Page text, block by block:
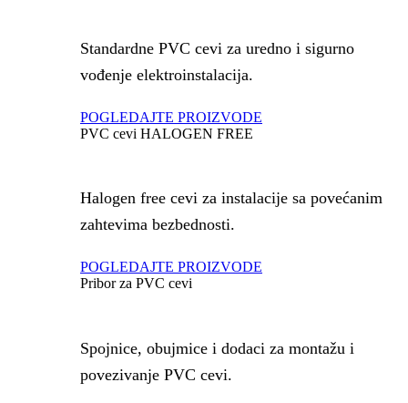
Standardne PVC cevi za uredno i sigurno
vođenje elektroinstalacija.
POGLEDAJTE PROIZVODE
PVC cevi HALOGEN FREE
Halogen free cevi za instalacije sa povećanim
zahtevima bezbednosti.
POGLEDAJTE PROIZVODE
Pribor za PVC cevi
Spojnice, obujmice i dodaci za montažu i
povezivanje PVC cevi.